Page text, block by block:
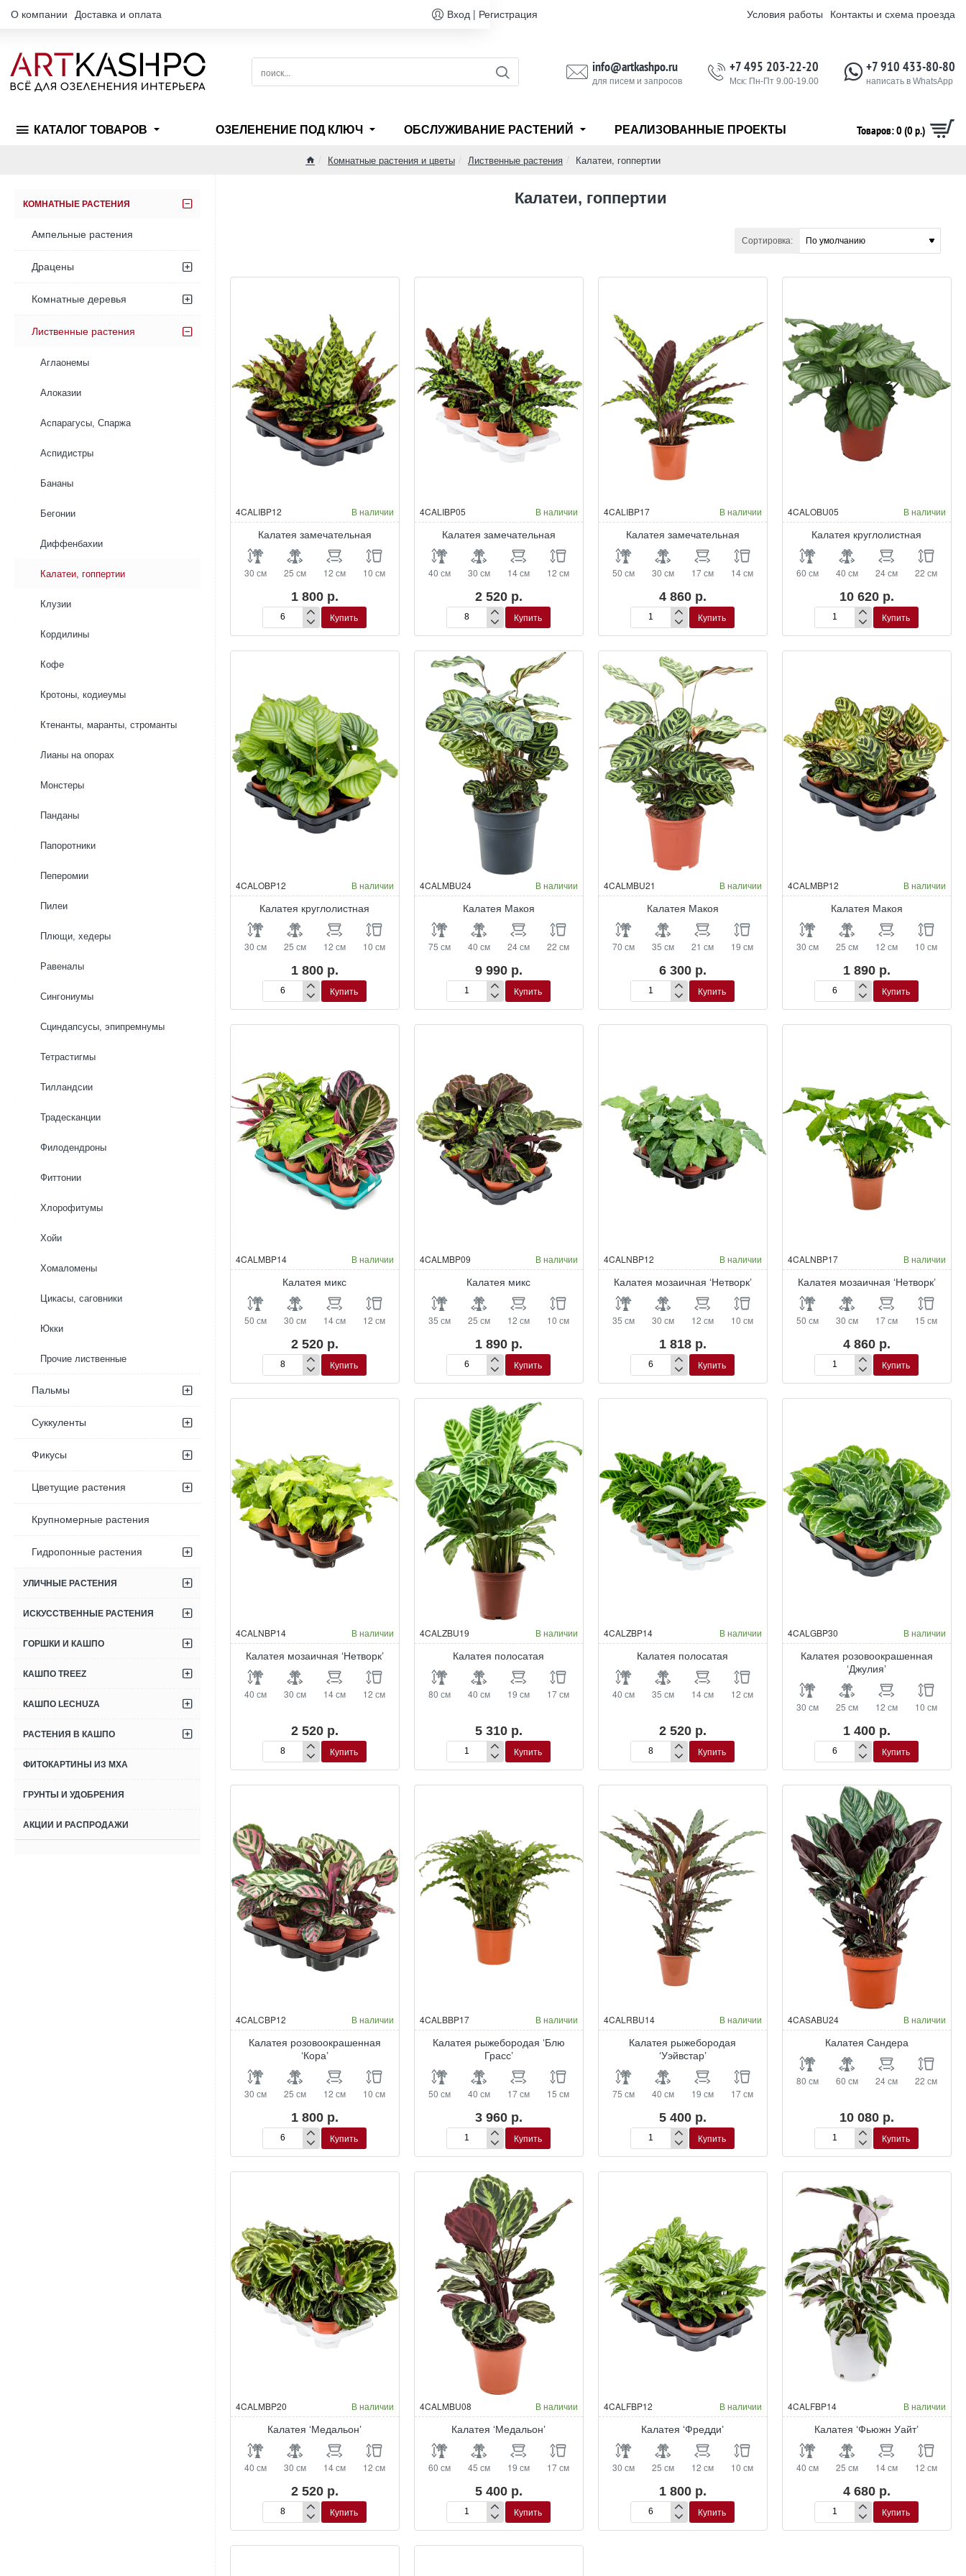
О компании Доставка и оплата Вход | Регистрация Условия работы Контакты и схема проезда
поиск...
info@artkashpo.ru
для писем и запросов
+7 495 203-22-20
Мск: Пн-Пт 9.00-19.00
+7 910 433-80-80
написать в WhatsApp
КАТАЛОГ ТОВАРОВ ОЗЕЛЕНЕНИЕ ПОД КЛЮЧ ОБСЛУЖИВАНИЕ РАСТЕНИЙ РЕАЛИЗОВАННЫЕ ПРОЕКТЫ Товаров: 0 (0 р.)
Комнатные растения и цветы Лиственные растения Калатеи, гоппертии
КОМНАТНЫЕ РАСТЕНИЯ
Ампельные растения
Драцены
Комнатные деревья
Лиственные растения
Аглаонемы
Алоказии
Аспарагусы, Спаржа
Аспидистры
Бананы
Бегонии
Диффенбахии
Калатеи, гоппертии
Клузии
Кордилины
Кофе
Кротоны, кодиеумы
Ктенанты, маранты, строманты
Лианы на опорах
Монстеры
Панданы
Папоротники
Пеперомии
Пилеи
Плющи, хедеры
Равеналы
Сингониумы
Сциндапсусы, эпипремнумы
Тетрастигмы
Тилландсии
Традесканции
Филодендроны
Фиттонии
Хлорофитумы
Хойи
Хомаломены
Цикасы, саговники
Юкки
Прочие лиственные
Пальмы
Суккуленты
Фикусы
Цветущие растения
Крупномерные растения
Гидропонные растения
УЛИЧНЫЕ РАСТЕНИЯ
ИСКУССТВЕННЫЕ РАСТЕНИЯ
ГОРШКИ И КАШПО
КАШПО TREEZ
КАШПО LECHUZA
РАСТЕНИЯ В КАШПО
ФИТОКАРТИНЫ ИЗ МХА
ГРУНТЫ И УДОБРЕНИЯ
АКЦИИ И РАСПРОДАЖИ
Калатеи, гоппертии
Сортировка:
4CALIBP12 В наличии
Калатея замечательная
30 см 25 см 12 см 10 см
1 800 р.
Калатея
замечательная
Купить
4CALIBP05 В наличии
Калатея замечательная
40 см 30 см 14 см 12 см
2 520 р.
Калатея
замечательная
Купить
4CALIBP17 В наличии
Калатея замечательная
50 см 30 см 17 см 14 см
4 860 р.
Калатея
замечательная
Купить
4CALOBU05 В наличии
Калатея круглолистная
60 см 40 см 24 см 22 см
10 620 р.
Калатея
круглолистная
Купить
4CALOBP12 В наличии
Калатея круглолистная
30 см 25 см 12 см 10 см
1 800 р.
Калатея
круглолистная
Купить
4CALMBU24 В наличии
Калатея Макоя
75 см 40 см 24 см 22 см
9 990 р.
Калатея
Макоя
Купить
4CALMBU21 В наличии
Калатея Макоя
70 см 35 см 21 см 19 см
6 300 р.
Калатея
Макоя
Купить
4CALMBP12 В наличии
Калатея Макоя
30 см 25 см 12 см 10 см
1 890 р.
Калатея
Макоя
Купить
4CALMBP14 В наличии
Калатея микс
50 см 30 см 14 см 12 см
2 520 р.
Калатея
микс
Купить
4CALMBP09 В наличии
Калатея микс
35 см 25 см 12 см 10 см
1 890 р.
Калатея
микс
Купить
4CALNBP12 В наличии
Калатея мозаичная ‘Нетворк’
35 см 30 см 12 см 10 см
1 818 р.
Калатея
мозаичная
‘Нетворк’
Купить
4CALNBP17 В наличии
Калатея мозаичная ‘Нетворк’
50 см 30 см 17 см 15 см
4 860 р.
Калатея
мозаичная
‘Нетворк’
Купить
4CALNBP14 В наличии
Калатея мозаичная ‘Нетворк’
40 см 30 см 14 см 12 см
2 520 р.
Калатея
мозаичная
‘Нетворк’
Купить
4CALZBU19 В наличии
Калатея полосатая
80 см 40 см 19 см 17 см
5 310 р.
Калатея
полосатая
Купить
4CALZBP14 В наличии
Калатея полосатая
40 см 35 см 14 см 12 см
2 520 р.
Калатея
полосатая
Купить
4CALGBP30 В наличии
Калатея розовоокрашенная
‘Джулия’
30 см 25 см 12 см 10 см
1 400 р.
Калатея
розовоокрашенная
‘Джулия’
Купить
4CALCBP12 В наличии
Калатея розовоокрашенная
‘Кора’
30 см 25 см 12 см 10 см
1 800 р.
Калатея
розовоокрашенная
‘Кора’
Купить
4CALBBP17 В наличии
Калатея рыжебородая ‘Блю
Грасc’
50 см 40 см 17 см 15 см
3 960 р.
Калатея
рыжебородая
‘Блю
Грасc’
Купить
4CALRBU14 В наличии
Калатея рыжебородая
‘Уэйвстар’
75 см 40 см 19 см 17 см
5 400 р.
Калатея
рыжебородая
‘Уэйвстар’
Купить
4CASABU24 В наличии
Калатея Сандера
80 см 60 см 24 см 22 см
10 080 р.
Калатея
Сандера
Купить
4CALMBP20 В наличии
Калатея ‘Медальон’
40 см 30 см 14 см 12 см
2 520 р.
Калатея
‘Медальон’
Купить
4CALMBU08 В наличии
Калатея ‘Медальон’
60 см 45 см 19 см 17 см
5 400 р.
Калатея
‘Медальон’
Купить
4CALFBP12 В наличии
Калатея ‘Фредди’
30 см 25 см 12 см 10 см
1 800 р.
Калатея
‘Фредди’
Купить
4CALFBP14 В наличии
Калатея ‘Фьюжн Уайт’
40 см 25 см 14 см 12 см
4 680 р.
Калатея
‘Фьюжн
Купить